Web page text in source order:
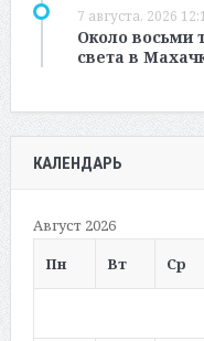
7 августа, 2026
Около восьми
света в
КАЛЕНДАРЬ
Август 2026
Пн
Вт Ср